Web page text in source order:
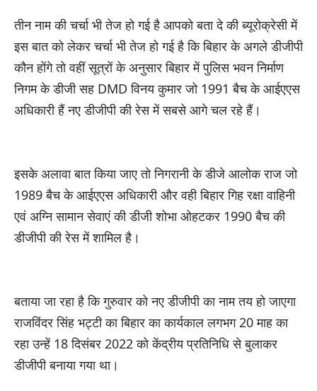
तीन नाम की चर्चा भी तेज हो गई है आपको बता दे की ब्यूरोक्रेसी में
इस बात को लेकर चर्चा भी तेज हो गई है कि बिहार के अगले डीजीपी
कौन होंगे तो वहीं सूत्रों के अनुसार बिहार में पुलिस भवन निर्माण
निगम के डीजी सह DMD विनय कुमार जो 1991 बैच के आईएएस
अधिकारी हैं नए डीजीपी की रेस में सबसे आगे चल रहे हैं।
इसके अलावा बात किया जाए तो निगरानी के डीजे आलोक राज जो
1989 बैच के आईएएस अधिकारी और वही बिहार गिह रक्षा वाहिनी
एवं अग्नि सामान सेवाएं की डीजी शोभा ओहटकर 1990 बैच की
डीजीपी की रेस में शामिल है।
बताया जा रहा है कि गुरुवार को नए डीजीपी का नाम तय हो जाएगा
राजविंदर सिंह भट्टी का बिहार का कार्यकाल लगभग 20 माह का
रहा उन्हें 18 दिसंबर 2022 को केंद्रीय प्रतिनिधि से बुलाकर
डीजीपी बनाया गया था।